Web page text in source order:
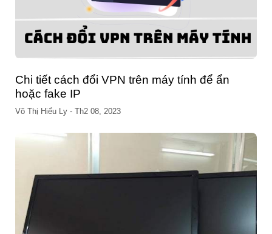
Chi tiết cách đổi VPN trên máy tính để ẩn
hoặc fake IP
Võ Thị Hiểu Ly - Th2 08, 2023